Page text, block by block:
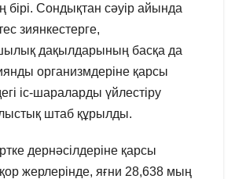
бірі. Сондықтан сәуір айында
зиянкестерге,
дақылдарының басқа да
организмдеріне қарсы
іс-шараларды үйлестіру
штаб құрылды.
дернәсілдеріне қарсы
жерлерінде, яғни 28,638 мың